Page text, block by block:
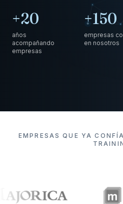
+20
años
acompañando
empresas
+150
empresas
en nosotros
EMPRESAS QUE YA